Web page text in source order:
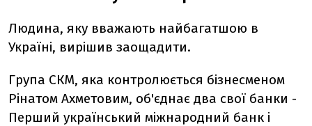
Людина, яку вважають найбагатшою в
Україні, вирішив заощадити.
Група СКМ, яка контролюється бізнесменом
Рінатом Ахметовим, об'єднає два свої банки -
Перший український міжнародний банк і